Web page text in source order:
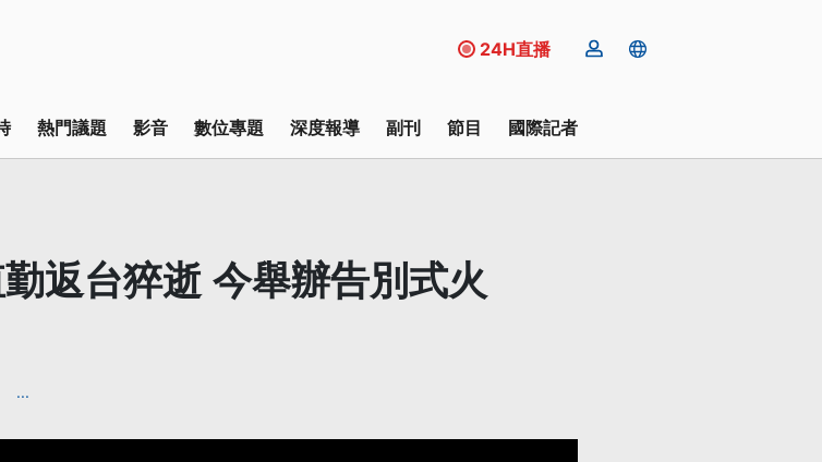
24H直播
熱門議題 影音 數位專題 深度報導 副刊 節目 國際記者
返台猝逝 今舉辦告別式火
...